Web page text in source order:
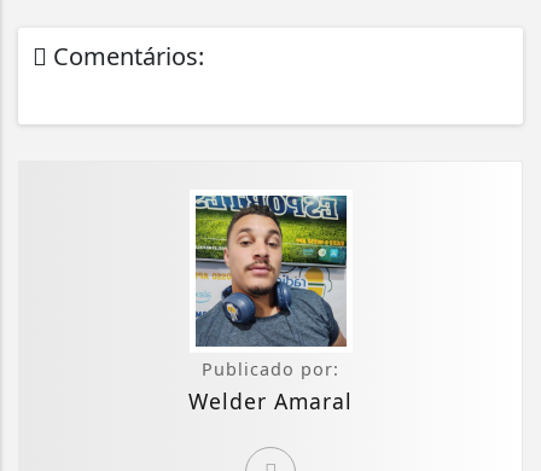
Comentários:
Publicado por:
Welder Amaral